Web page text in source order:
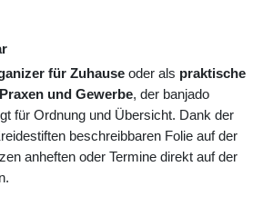
für Zuhause oder als praktische
und Gewerbe, der banjado
für Ordnung und Übersicht. Dank der
beschreibbaren Folie auf der
anheften oder Termine direkt auf der